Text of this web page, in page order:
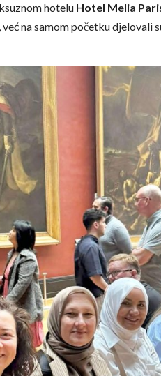
hotelu Hotel Melia
na samom početku djelovali